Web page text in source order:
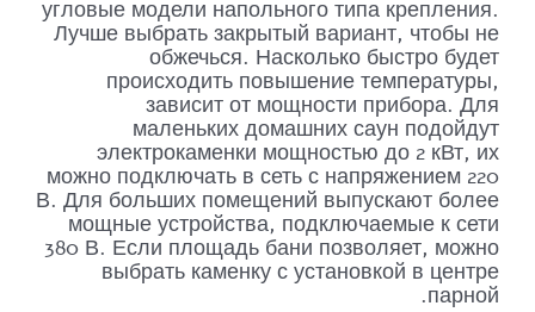
угловые модели напольного типа крепления.
Лучше выбрать закрытый вариант, чтобы не
обжечься. Насколько быстро будет
происходить повышение температуры,
зависит от мощности прибора. Для
маленьких домашних саун подойдут
электрокаменки мощностью до 2 кВт, их
можно подключать в сеть с напряжением 220
В. Для больших помещений выпускают более
мощные устройства, подключаемые к сети
380 В. Если площадь бани позволяет, можно
выбрать каменку с установкой в центре
парной.